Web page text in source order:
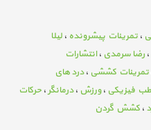
، تمرینات پیشرونده ، لیلا
، رضا سرمدی ،انتشارات
تمرینات کششی ،درد های
فیزیکی ،ورزش ،درمانگر، حرکات
، کشش گردن